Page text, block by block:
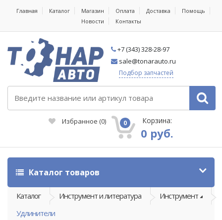
Главная Каталог Магазин Оплата Доставка
Помощь
Новости
Контакты
+7 (343) 328-28-97
sale@tonarauto.ru
Подбор запчастей
Избранное (0) 0 Корзина:
0 руб.
Каталог товаров
Каталог Инструмент и литература
Инструмент
Удлинители